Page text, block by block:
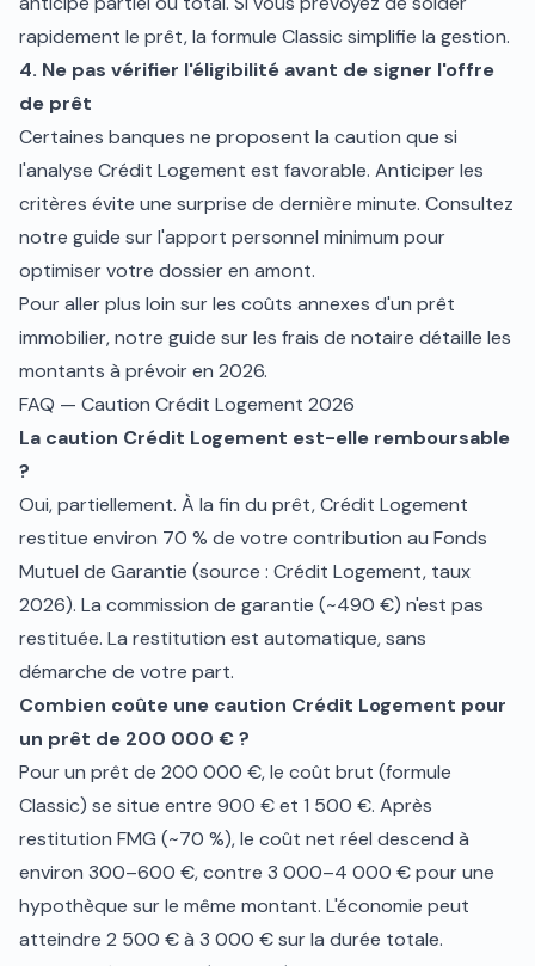
rapidement le prêt, la formule Classic simplifie la gestion.
4. Ne pas vérifier l'éligibilité avant de signer l'offre
de prêt
Certaines banques ne proposent la caution que si
l'analyse Crédit Logement est favorable. Anticiper les
critères évite une surprise de dernière minute. Consultez
notre guide sur l'apport personnel minimum pour
optimiser votre dossier en amont.
Pour aller plus loin sur les coûts annexes d'un prêt
immobilier, notre guide sur les frais de notaire détaille les
montants à prévoir en 2026.
FAQ — Caution Crédit Logement 2026
La caution Crédit Logement est-elle remboursable
?
Oui, partiellement. À la fin du prêt, Crédit Logement
restitue environ 70 % de votre contribution au Fonds
Mutuel de Garantie (source : Crédit Logement, taux
2026). La commission de garantie (~490 €) n'est pas
restituée. La restitution est automatique, sans
démarche de votre part.
Combien coûte une caution Crédit Logement pour
un prêt de 200 000 € ?
Pour un prêt de 200 000 €, le coût brut (formule
Classic) se situe entre 900 € et 1 500 €. Après
restitution FMG (~70 %), le coût net réel descend à
environ 300–600 €, contre 3 000–4 000 € pour une
hypothèque sur le même montant. L'économie peut
atteindre 2 500 € à 3 000 € sur la durée totale.